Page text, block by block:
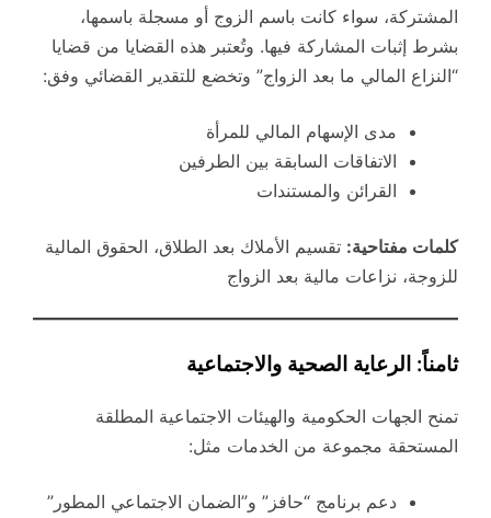
المشتركة، سواء كانت باسم الزوج أو مسجلة باسمها،
بشرط إثبات المشاركة فيها. وتُعتبر هذه القضايا من قضايا
“النزاع المالي ما بعد الزواج” وتخضع للتقدير القضائي وفق:
مدى الإسهام المالي للمرأة
الاتفاقات السابقة بين الطرفين
القرائن والمستندات
كلمات مفتاحية: تقسيم الأملاك بعد الطلاق، الحقوق المالية
للزوجة، نزاعات مالية بعد الزواج
ثامناً: الرعاية الصحية والاجتماعية
تمنح الجهات الحكومية والهيئات الاجتماعية المطلقة
المستحقة مجموعة من الخدمات مثل:
دعم برنامج “حافز” و”الضمان الاجتماعي المطور”